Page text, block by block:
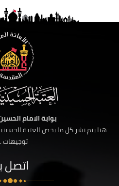
بوابة الامام
هنا يتم نشر كل ما يخص العتبة
توجيهات
اتصل